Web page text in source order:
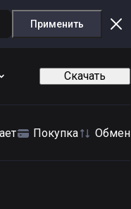
Применить
Скачать
Покупка Обмен